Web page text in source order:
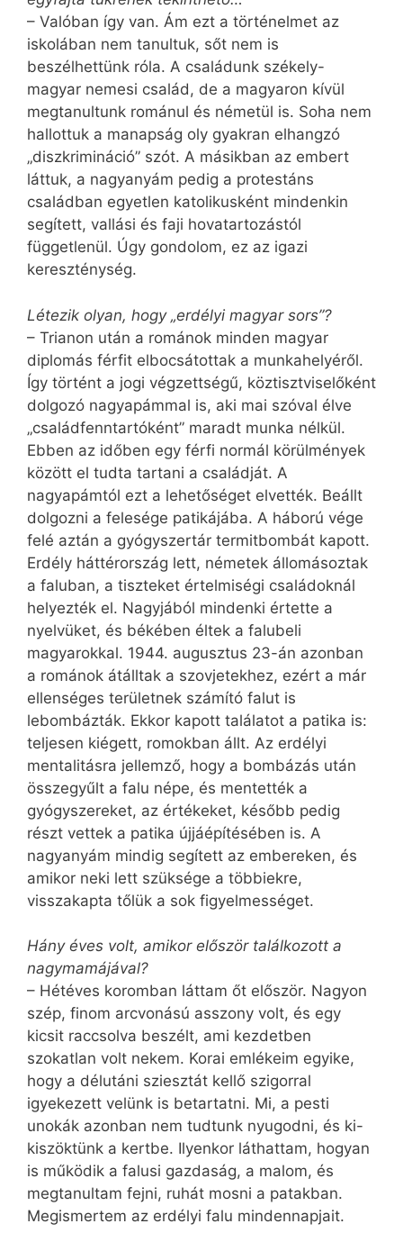
– Valóban így van. Ám ezt a történelmet az
iskolában nem tanultuk, sőt nem is
beszélhettünk róla. A családunk székely-
magyar nemesi család, de a magyaron kívül
megtanultunk románul és németül is. Soha nem
hallottuk a manapság oly gyakran elhangzó
„diszkrimináció” szót. A másikban az embert
láttuk, a nagyanyám pedig a protestáns
családban egyetlen katolikusként mindenkin
segített, vallási és faji hovatartozástól
függetlenül. Úgy gondolom, ez az igazi
kereszténység.
Létezik olyan, hogy „erdélyi magyar sors”?
– Trianon után a románok minden magyar
diplomás férfit elbocsátottak a munkahelyéről.
Így történt a jogi végzettségű, köztisztviselőként
dolgozó nagyapámmal is, aki mai szóval élve
„családfenntartóként” maradt munka nélkül.
Ebben az időben egy férfi normál körülmények
között el tudta tartani a családját. A
nagyapámtól ezt a lehetőséget elvették. Beállt
dolgozni a felesége patikájába. A háború vége
felé aztán a gyógyszertár termitbombát kapott.
Erdély háttérország lett, németek állomásoztak
a faluban, a tiszteket értelmiségi családoknál
helyezték el. Nagyjából mindenki értette a
nyelvüket, és békében éltek a falubeli
magyarokkal. 1944. augusztus 23-án azonban
a románok átálltak a szovjetekhez, ezért a már
ellenséges területnek számító falut is
lebombázták. Ekkor kapott találatot a patika is:
teljesen kiégett, romokban állt. Az erdélyi
mentalitásra jellemző, hogy a bombázás után
összegyűlt a falu népe, és mentették a
gyógyszereket, az értékeket, később pedig
részt vettek a patika újjáépítésében is. A
nagyanyám mindig segített az embereken, és
amikor neki lett szüksége a többiekre,
visszakapta tőlük a sok figyelmességet.
Hány éves volt, amikor először találkozott a
nagymamájával?
– Hétéves koromban láttam őt először. Nagyon
szép, finom arcvonású asszony volt, és egy
kicsit raccsolva beszélt, ami kezdetben
szokatlan volt nekem. Korai emlékeim egyike,
hogy a délutáni sziesztát kellő szigorral
igyekezett velünk is betartatni. Mi, a pesti
unokák azonban nem tudtunk nyugodni, és ki-
kiszöktünk a kertbe. Ilyenkor láthattam, hogyan
is működik a falusi gazdaság, a malom, és
megtanultam fejni, ruhát mosni a patakban.
Megismertem az erdélyi falu mindennapjait.